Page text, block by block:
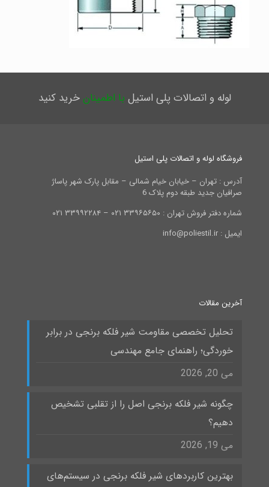
لوله و اتصالات پلی استیل با اطمینانخرید کنید
فروشگاه لوله و اتصالات پلی استیل
آدرس : تهران – خیابان خیام شمالی – مقابل پارک شهر پاساژ
صرافیان جدید طبقه دوم پلاک 6
شماره دفتر فروش تهران : ۳۳۹۶۵۶۵۰ ۰۲۱ – ۳۳۹۹۲۲۸۴ ۰۲۱
ایمیل : info@poliestil.ir
آخرین مقالات
تحلیل تخصصی مقاومت شیر فلکه برنجی در برابر
خوردگی؛ راهنمای جامع مهندسی
می 20, 2026
چگونه شیر فلکه برنجی اصل را از تقلبی تشخیص
دهیم؟
می 19, 2026
بهترین کاربردهای شیر فلکه برنجی در سیستم‌های